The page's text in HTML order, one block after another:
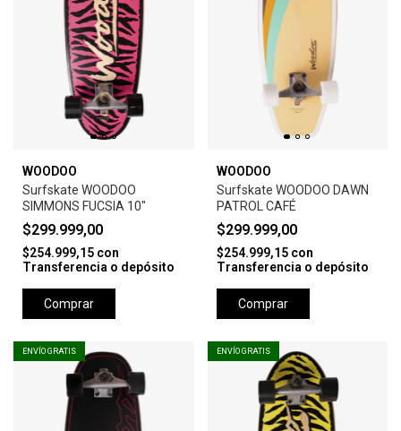
WOODOO
Surfskate WOODOO
SIMMONS FUCSIA 10"
$299.999,00
$254.999,15 con
Transferencia o depósito
Comprar
WOODOO
Surfskate WOODOO DAWN
PATROL CAFÉ
$299.999,00
$254.999,15 con
Transferencia o depósito
Comprar
ENVÍO GRATIS ENVÍO GRATIS